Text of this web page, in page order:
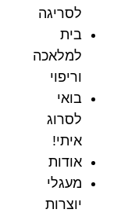
לסריגה
בית
למלאכה
וריפוי
בואי
לסרוג
איתי!
אודות
מעגלי
יוצרות